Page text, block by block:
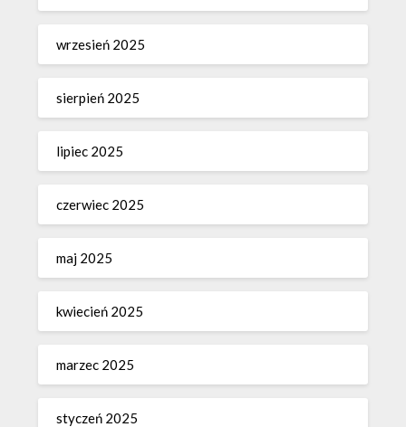
wrzesień 2025
sierpień 2025
lipiec 2025
czerwiec 2025
maj 2025
kwiecień 2025
marzec 2025
styczeń 2025